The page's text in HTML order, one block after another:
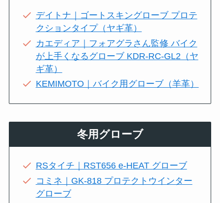
デイトナ｜ゴートスキングローブ プロテ
クションタイプ（ヤギ革）
カエディア｜フォアグラさん監修 バイク
が上手くなるグローブ KDR-RC-GL2（ヤ
ギ革）
KEMIMOTO｜バイク用グローブ（羊革）
冬用グローブ
RSタイチ｜RST656 e-HEAT グローブ
コミネ｜GK-818 プロテクトウインター
グローブ